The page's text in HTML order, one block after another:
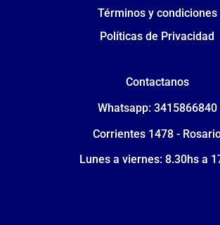
Términos y condiciones
Políticas de Privacidad
Contactanos
Whatsapp: 3415866840
Corrientes 1478 -
Lunes a viernes: 8.30hs a